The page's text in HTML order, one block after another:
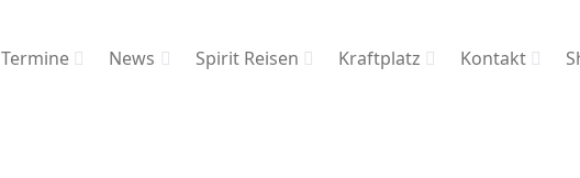
Termine News Spirit Reisen Kraftplatz Kontakt